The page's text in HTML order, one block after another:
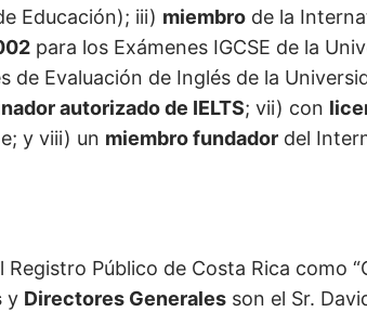
Educación); iii) miembro de la
para los Exámenes IGCSE de la
de Evaluación de Inglés de la
autorizado de IELTS; vii) con
y viii) un miembro fundador del
Registro Público de Costa Rica como
y Directores Generales son el Sr.